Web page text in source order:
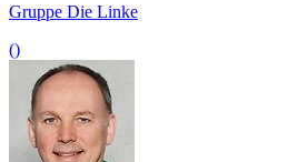
Gruppe Die Linke
()